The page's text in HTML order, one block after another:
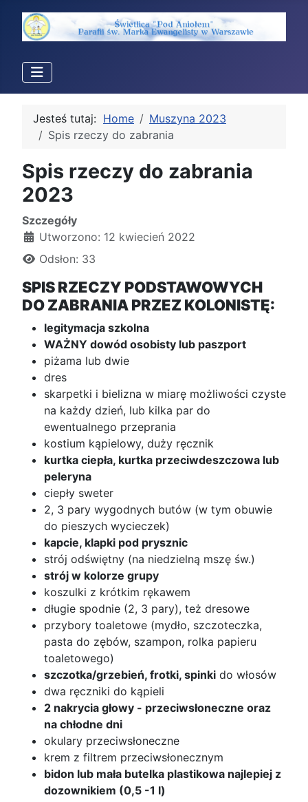
Jesteś tutaj: Home
Muszyna 2023
Spis rzeczy do zabrania
Spis rzeczy do zabrania
2023
Szczegóły
Utworzono: 12 kwiecień 2022
Odsłon: 33
SPIS RZECZY PODSTAWOWYCH
DO ZABRANIA PRZEZ KOLONISTĘ:
legitymacja szkolna
WAŻNY dowód osobisty lub paszport
piżama lub dwie
dres
skarpetki i bielizna w miarę możliwości czyste
na każdy dzień, lub kilka par do
ewentualnego przeprania
kostium kąpielowy, duży ręcznik
kurtka ciepła, kurtka przeciwdeszczowa lub
peleryna
ciepły sweter
2, 3 pary wygodnych butów (w tym obuwie
do pieszych wycieczek)
kapcie, klapki pod prysznic
strój odświętny (na niedzielną mszę św.)
strój w kolorze grupy
koszulki z krótkim rękawem
długie spodnie (2, 3 pary), też dresowe
przybory toaletowe (mydło, szczoteczka,
pasta do zębów, szampon, rolka papieru
toaletowego)
szczotka/grzebień, frotki, spinki do włosów
dwa ręczniki do kąpieli
2 nakrycia głowy - przeciwsłoneczne oraz
na chłodne dni
okulary przeciwsłoneczne
krem z filtrem przeciwsłonecznym
bidon lub mała butelka plastikowa najlepiej z
dozownikiem (0,5 -1 l)